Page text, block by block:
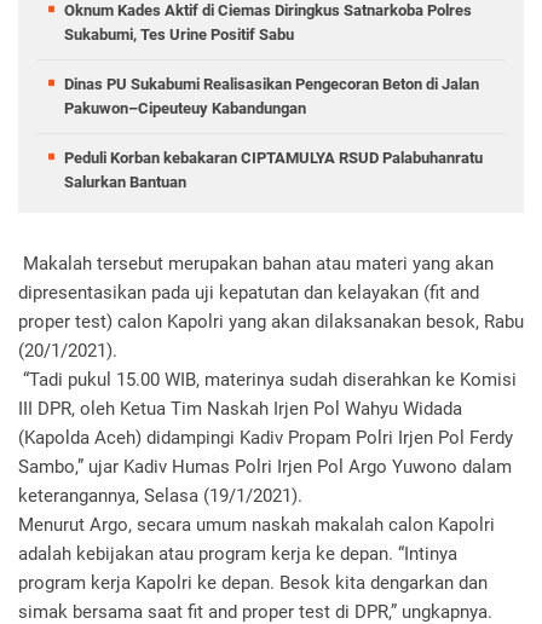
Oknum Kades Aktif di Ciemas Diringkus Satnarkoba Polres
Sukabumi, Tes Urine Positif Sabu
Dinas PU Sukabumi Realisasikan Pengecoran Beton di Jalan
Pakuwon–Cipeuteuy Kabandungan
Peduli Korban kebakaran CIPTAMULYA RSUD Palabuhanratu
Salurkan Bantuan
Makalah tersebut merupakan bahan atau materi yang akan
dipresentasikan pada uji kepatutan dan kelayakan (fit and
proper test) calon Kapolri yang akan dilaksanakan besok, Rabu
(20/1/2021).
“Tadi pukul 15.00 WIB, materinya sudah diserahkan ke Komisi
III DPR, oleh Ketua Tim Naskah Irjen Pol Wahyu Widada
(Kapolda Aceh) didampingi Kadiv Propam Polri Irjen Pol Ferdy
Sambo,” ujar Kadiv Humas Polri Irjen Pol Argo Yuwono dalam
keterangannya, Selasa (19/1/2021).
Menurut Argo, secara umum naskah makalah calon Kapolri
adalah kebijakan atau program kerja ke depan. “Intinya
program kerja Kapolri ke depan. Besok kita dengarkan dan
simak bersama saat fit and proper test di DPR,” ungkapnya.